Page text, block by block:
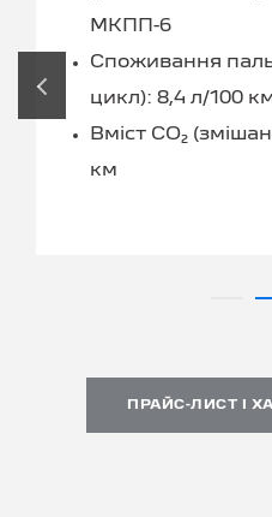
МКПП-6
Споживання
цикл): 8,4 л/100
Вміст CO₂
км
‹
ПРАЙС-ЛИСТ І